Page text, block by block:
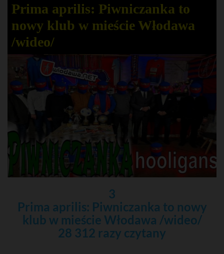
Prima aprilis: Piwniczanka to
nowy klub w mieście Włodawa
/wideo/
3
Prima aprilis: Piwniczanka to nowy
klub w mieście Włodawa /wideo/
28 312 razy czytany